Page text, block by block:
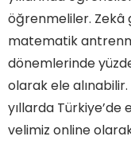
öğrenmeliler. Zekâ
matematik
dönemlerinde
olarak ele
yıllarda Türkiye’de
velimiz online